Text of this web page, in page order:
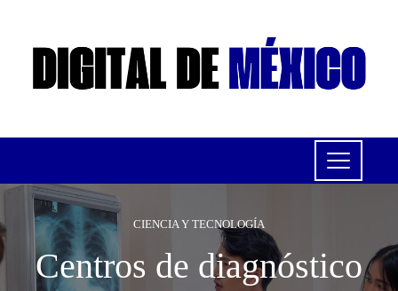
CIENCIA Y TECNOLOGÍA
Centros de diagnóstico